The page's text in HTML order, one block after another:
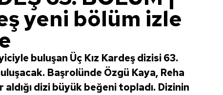
yeni bölüm izle
buluşan Üç Kız Kardeş dizisi 63.
Başrolünde Özgü Kaya, Reha
dizi büyük beğeni topladı. Dizinin